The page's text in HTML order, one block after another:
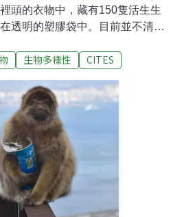
頭的衣物中，藏有150隻活生生
透明的塑膠袋中。目前並不清楚
家畜竊盜與瀕危物種小組」主
有野生動物，因此展開偵查。警
Twigg）告訴當地媒體，該名男
，違反《自然與環境條例》（the
Ordinance Act）而被捕。全案
些蠍子的商業價值。目前，這些
角防止虐待動物協會（Cape of
。他們在社群媒體發布聲明，會
並盡可能將牠們送回原棲地。野
生物多樣性 CITES